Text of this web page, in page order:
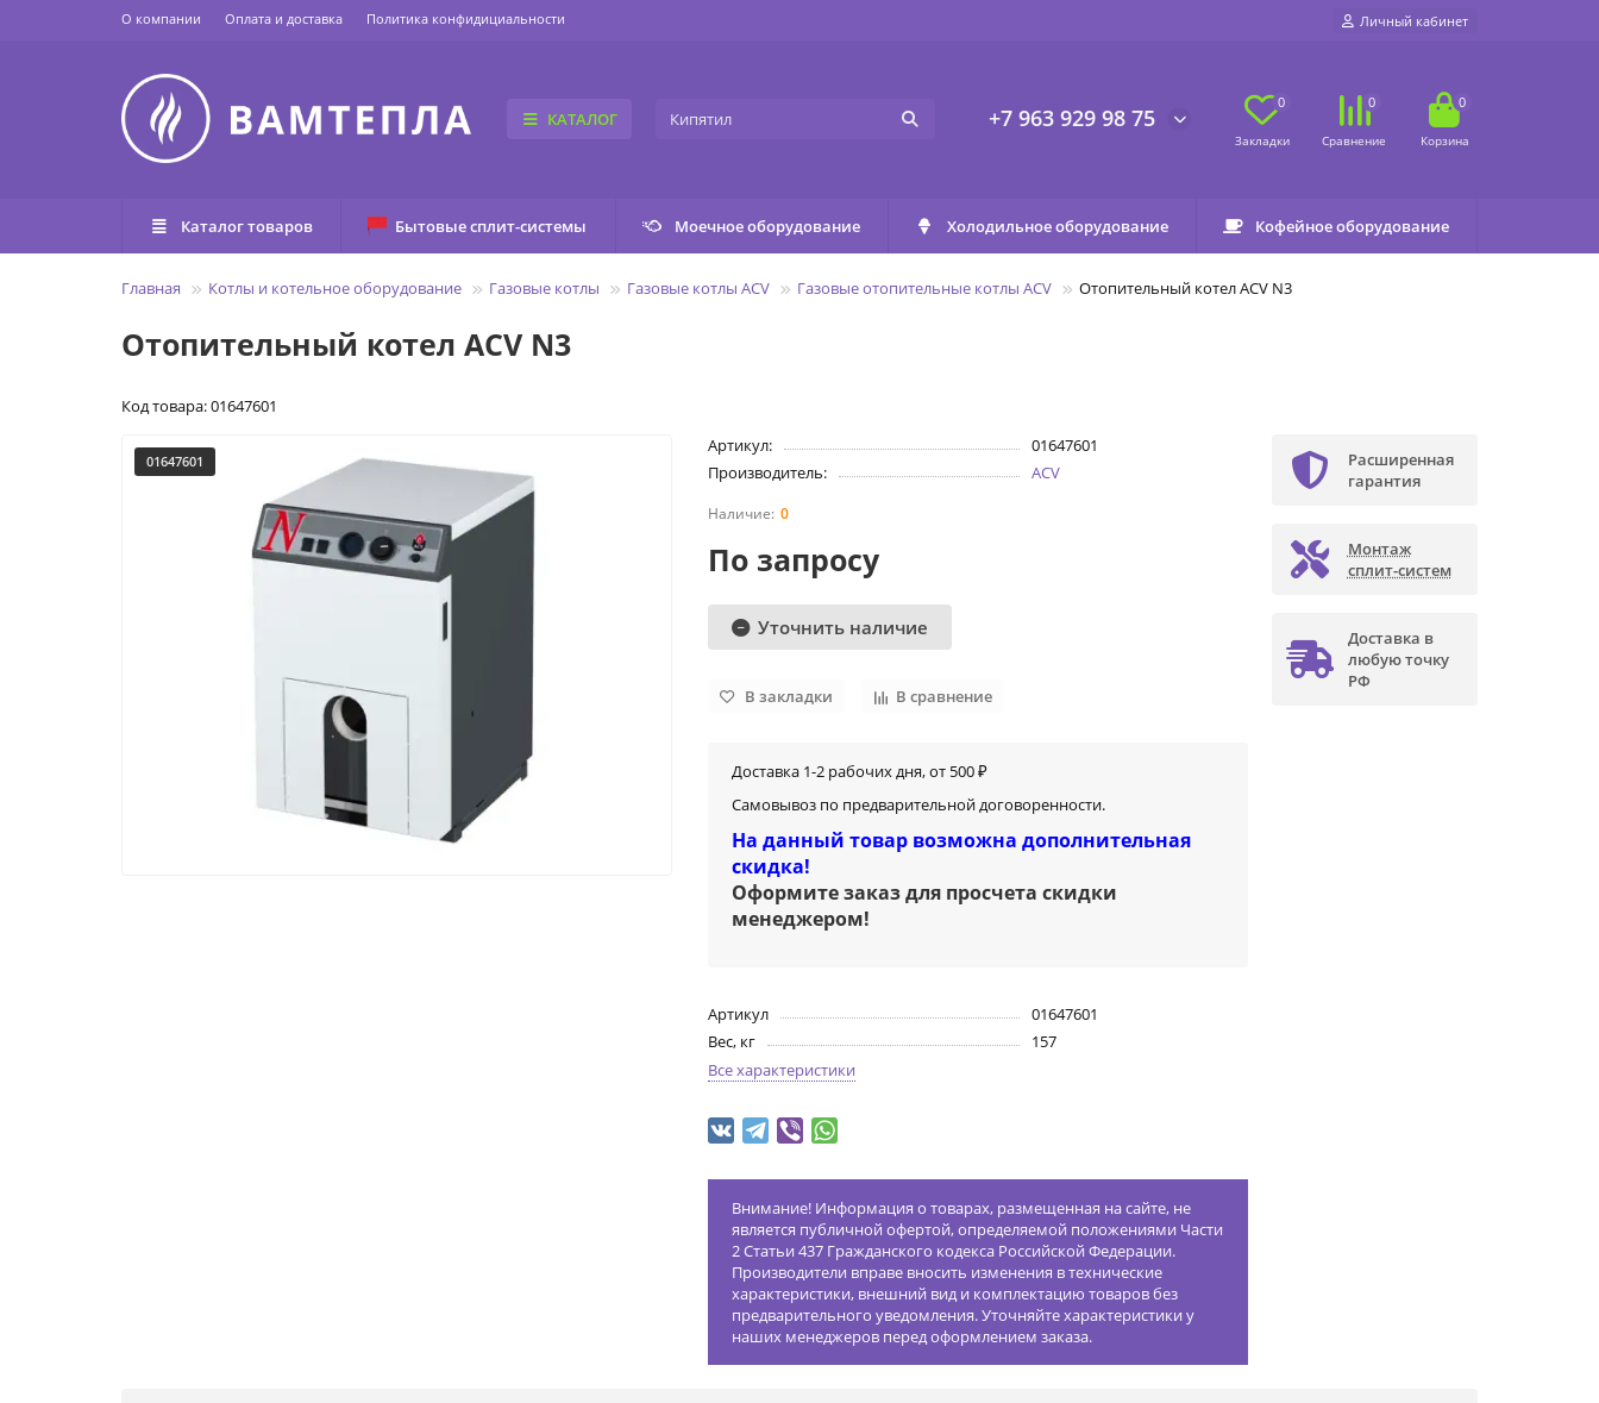
О компании Оплата и доставка Политика конфидициальности Личный кабинет
КАТАЛОГ +7 963 929 98 75
0 0 0
Каталог товаров Бытовые сплит-системы Моечное оборудование Холодильное оборудование Кофейное оборудование
Главная Котлы и котельное оборудование Газовые котлы Газовые котлы ACV Газовые отопительные котлы ACV Отопительный котел ACV N3
Отопительный котел ACV N3
Код товара: 01647601
01647601
Артикул:
01647601
Производитель:
ACV
0
По запросу
Уточнить наличие
В закладки В сравнение
Доставка 1-2 рабочих дня, от 500 ₽
Самовывоз по предварительной договоренности.
На данный товар возможна дополнительная
скидка!
Оформите заказ для просчета скидки
менеджером!
Артикул
01647601
Вес, кг
157
Все характеристики
Внимание! Информация о товарах, размещенная на сайте, не
является публичной офертой, определяемой положениями Части
2 Статьи 437 Гражданского кодекса Российской Федерации.
Производители вправе вносить изменения в технические
характеристики, внешний вид и комплектацию товаров без
предварительного уведомления. Уточняйте характеристики у
наших менеджеров перед оформлением заказа.
Расширенная
гарантия
Монтаж
сплит-систем
Доставка в
любую точку
РФ